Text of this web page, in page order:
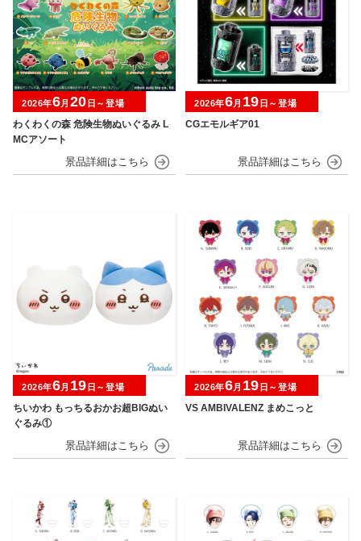
わくわくの森 危険生物ぬいぐるみ L
MCアソート
2026年6月 20 日～登場
CGエモルギア01
2026年6月 19 日～登場
ちいかわ もっちるおかお超BIGぬい
ぐるみ①
2026年6月 19 日～登場
VS AMBIVALENZ まめこっと
2026年6月 19 日～登場